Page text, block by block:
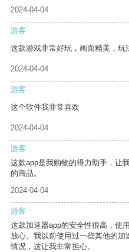
2024-04-04
游客
这款游戏非常好玩，画面精美，玩
2024-04-04
游客
这个软件我非常喜欢
2024-04-04
游客
这款app是我购物的得力助手，让
的商品。
2024-04-04
游客
这款加速器app的安全性很高，使
放心。我以前使用过一些其他的
情况，这让我非常担心。